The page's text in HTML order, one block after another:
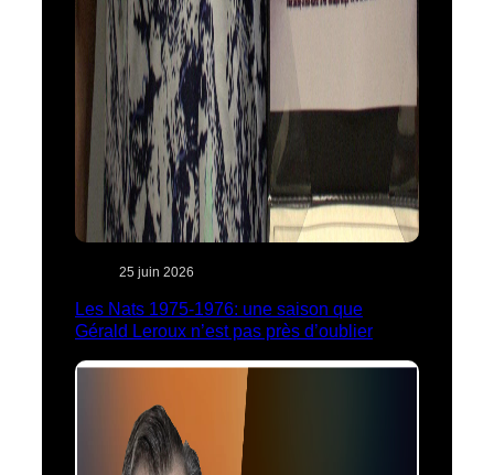
25 juin 2026
Les Nats 1975-1976: une saison que
Gérald Leroux n’est pas près d’oublier